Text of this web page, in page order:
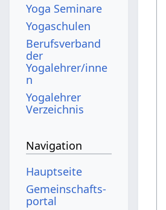
Yoga Seminare
Yogaschulen
Berufsverband
der
Yogalehrer/inne
n
Yogalehrer
Verzeichnis
Navigation
Hauptseite
Gemeinschafts­
portal